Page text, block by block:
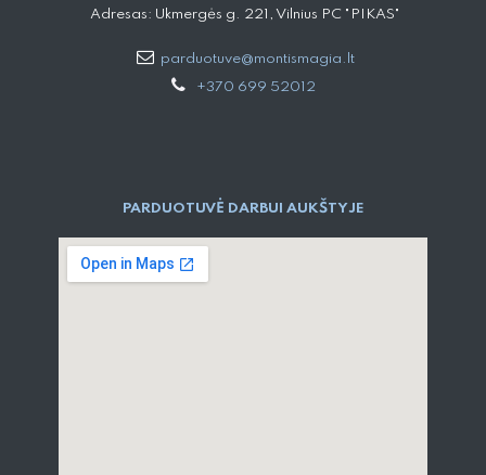
Adresas: Ukmergės g. 221, Vilnius PC "PIKAS"
parduotuve@montismagia.lt
+370 699 52012
PARDUOTUVĖ DARBUI AUKŠTYJE